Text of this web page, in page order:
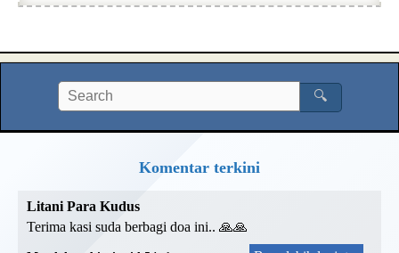
🔍
Komentar terkini
Litani Para Kudus
Terima kasi suda berbagi doa ini.. 🙏🙏